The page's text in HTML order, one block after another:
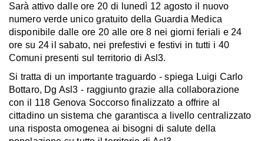
Sarà attivo dalle ore 20 di lunedì 12 agosto il nuovo
numero verde unico gratuito della Guardia Medica
disponibile dalle ore 20 alle ore 8 nei giorni feriali e 24
ore su 24 il sabato, nei prefestivi e festivi in tutti i 40
Comuni presenti sul territorio di Asl3.
Si tratta di un importante traguardo - spiega Luigi Carlo
Bottaro, Dg Asl3 - raggiunto grazie alla collaborazione
con il 118 Genova Soccorso finalizzato a offrire al
cittadino un sistema che garantisca a livello centralizzato
una risposta omogenea ai bisogni di salute della